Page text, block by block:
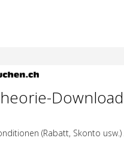
(Rabatt, Skonto